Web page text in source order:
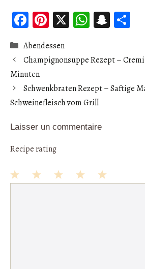
Fa
ce
b
oo
k
Pi
er
es
t
X W
ts
A
p
p
S
ap
ch
at
er
Catégories
Abendessen
Champignonsuppe Rezept –
Minuten
Schwenkbraten Rezept – Saftige
Schweinefleisch vom Grill
Laisser un commentaire
Recipe rating